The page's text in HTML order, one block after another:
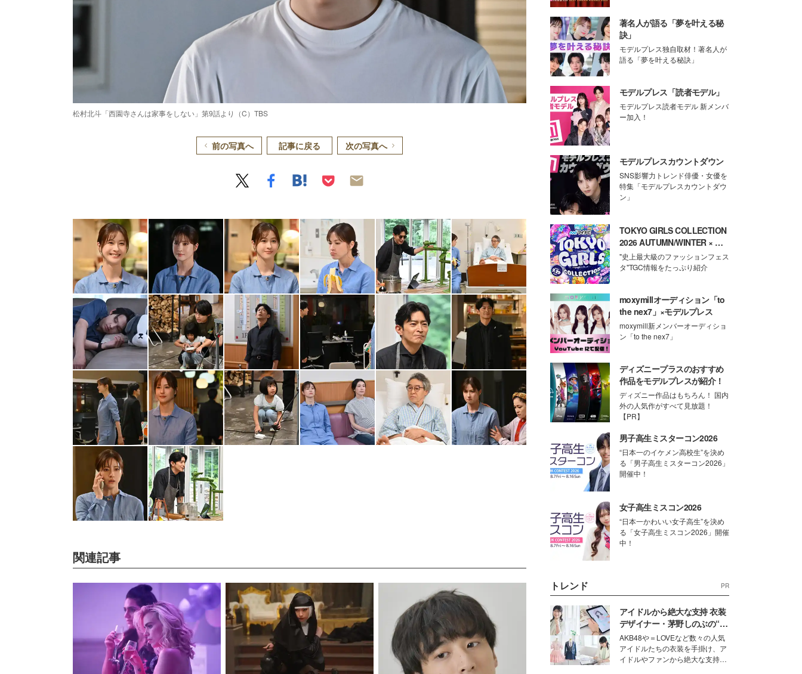
松村北斗「西園寺さんは家事をしない」第9話より（C）TBS
前の写真へ 記事に戻る 次の写真へ
関連記事
著名人が語る「夢を叶える秘
訣」
モデルプレス独自取材！著名人が
語る「夢を叶える秘訣」
モデルプレス「読者モデル」
モデルプレス読者モデル 新メンバ
ー加入！
モデルプレスカウントダウン
SNS影響力トレンド俳優・女優を
特集「モデルプレスカウントダウ
ン」
TOKYO GIRLS COLLECTION
2026 AUTUMN/WINTER × モ
デルプレス
"史上最大級のファッションフェス
タ"TGC情報をたっぷり紹介
moxymillオーディション「to
the nex7」×モデルプレス
moxymill新メンバーオーディショ
ン「to the nex7」
ディズニープラスのおすすめ
作品をモデルプレスが紹介！
ディズニー作品はもちろん！ 国内
外の人気作がすべて見放題！
【PR】
男子高生ミスターコン2026
“日本一のイケメン高校生”を決め
る「男子高生ミスターコン2026」
開催中！
女子高生ミスコン2026
“日本一かわいい女子高生”を決め
る「女子高生ミスコン2026」開催
中！
トレンド PR
アイドルから絶大な支持 衣装
デザイナー・茅野しのぶの“可
愛い”を作る美学＜「シチズン
クロスシー」インタビュー＞
AKB48や＝LOVEなど数々の人気
アイドルたちの衣装を手掛け、ア
イドルやファンから絶大な支持を